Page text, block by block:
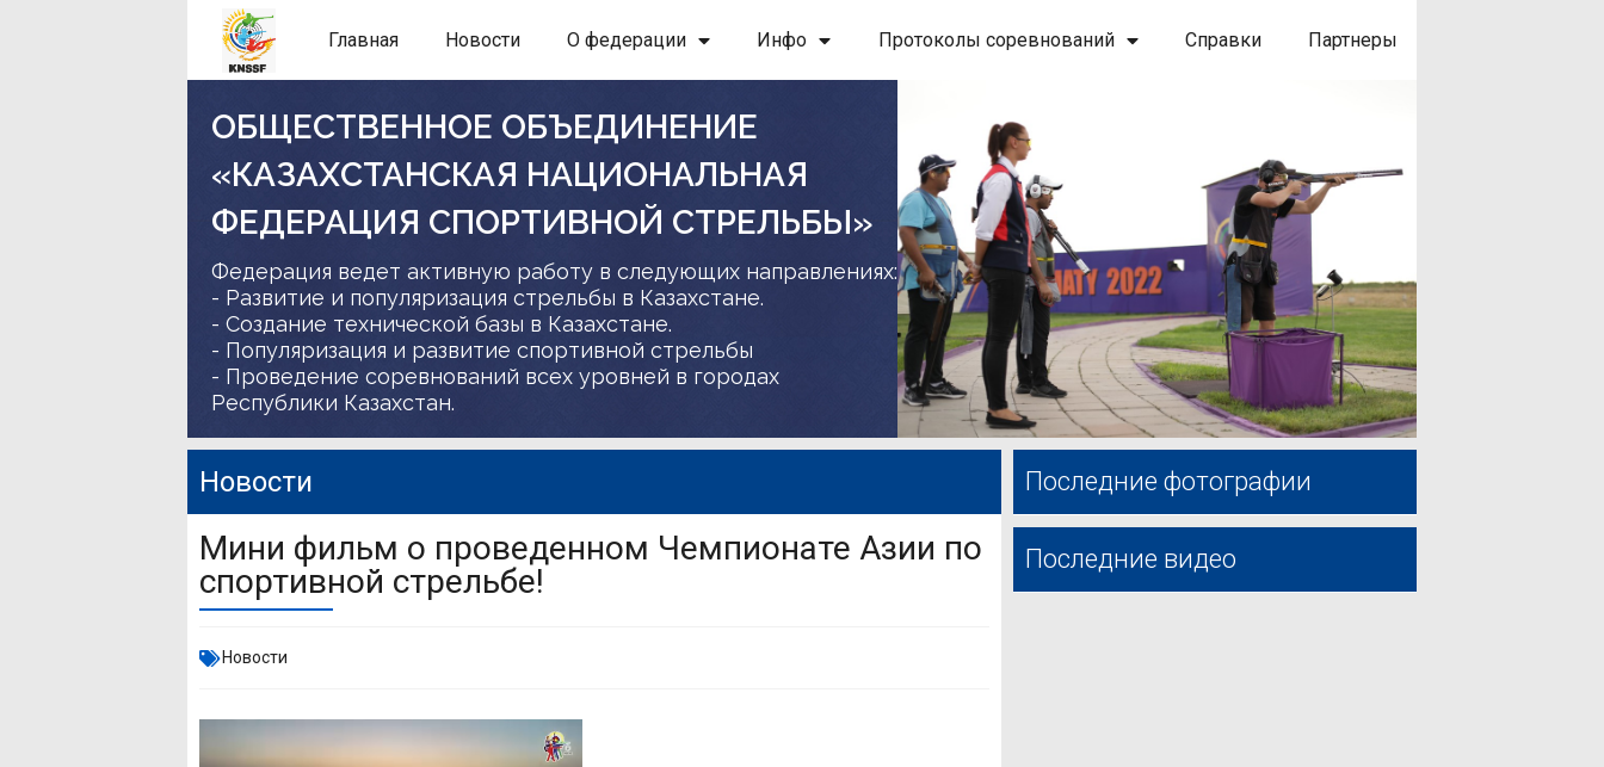
Главная Новости О федерации Инфо Протоколы соревнований Справки Партнеры
ОБЩЕСТВЕННОЕ ОБЪЕДИНЕНИЕ
«КАЗАХСТАНСКАЯ НАЦИОНАЛЬНАЯ
ФЕДЕРАЦИЯ СПОРТИВНОЙ СТРЕЛЬБЫ»
Федерация ведет активную работу в следующих направлениях:
- Развитие и популяризация стрельбы в Казахстане.
- Создание технической базы в Казахстане.
- Популяризация и развитие спортивной стрельбы
- Проведение соревнований всех уровней в городах
Республики Казахстан.
Новости
Мини фильм о проведенном Чемпионате Азии по
спортивной стрельбе!
Новости
Последние фотографии
Последние видео